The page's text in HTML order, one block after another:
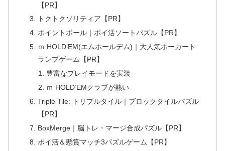
【PR】
トクトクソリティア【PR】
ポイントボール｜ポイ活ソートパズル【PR】
ｍ HOLD’EM(エムホールデム)｜大人気ポーカート
ランプゲーム【PR】
豊富なプレイモードを実装
ｍ HOLD’EMクラブが熱い
Triple Tile: トリプルタイル｜ブロックタイルパズル
【PR】
BoxMerge｜脳トレ・マージ合成パズル【PR】
ポイ活＆懸賞マッチ3パズルゲーム【PR】